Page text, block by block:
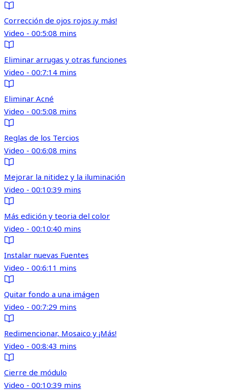
Corrección de ojos rojos ¡y más!
Video - 00:5:08 mins
Eliminar arrugas y otras funciones
Video - 00:7:14 mins
Eliminar Acné
Video - 00:5:08 mins
Reglas de los Tercios
Video - 00:6:08 mins
Mejorar la nitidez y la iluminación
Video - 00:10:39 mins
Más edición y teoria del color
Video - 00:10:40 mins
Instalar nuevas Fuentes
Video - 00:6:11 mins
Quitar fondo a una imágen
Video - 00:7:29 mins
Redimencionar, Mosaico y ¡Más!
Video - 00:8:43 mins
Cierre de módulo
Video - 00:10:39 mins